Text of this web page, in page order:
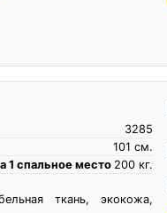
3285
см.
101
1 спальное место
кг.
200
ткань, экокожа,